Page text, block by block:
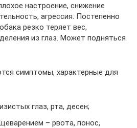
настроение, снижение
агрессия. Постепенно
резко теряет вес,
из глаз. Может подняться
симптомы, характерные для
глаз, рта, десен;
– рвота, понос,